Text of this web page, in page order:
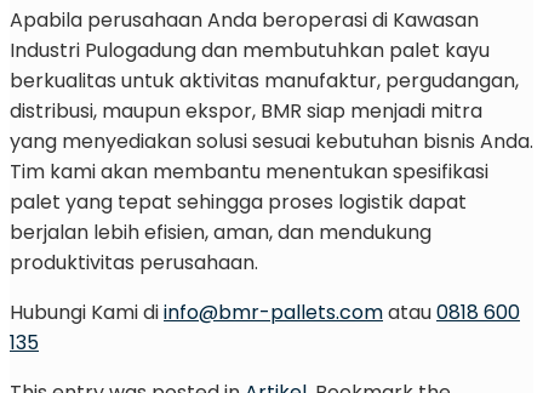
Apabila perusahaan Anda beroperasi di Kawasan
Industri Pulogadung dan membutuhkan palet kayu
berkualitas untuk aktivitas manufaktur, pergudangan,
distribusi, maupun ekspor, BMR siap menjadi mitra
yang menyediakan solusi sesuai kebutuhan bisnis Anda.
Tim kami akan membantu menentukan spesifikasi
palet yang tepat sehingga proses logistik dapat
berjalan lebih efisien, aman, dan mendukung
produktivitas perusahaan.
Hubungi Kami diinfo@bmr-pallets.comatau0818 600
135